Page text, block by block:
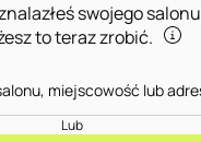
swojego salonu
to teraz zrobić.
Lub